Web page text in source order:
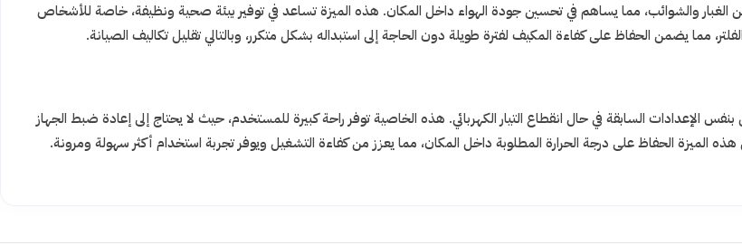
والشوائب، مما يساهم في تحسين جودة الهواء داخل المكان. هذه الميزة تساعد في توفير بيئة صحية ونظيفة، خاصة للأشخاص
مما يضمن الحفاظ على كفاءة المكيف لفترة طويلة دون الحاجة إلى استبداله بشكل متكرر، وبالتالي تقليل تكاليف الصيانة.
الإعدادات السابقة في حال انقطاع التيار الكهربائي. هذه الخاصية توفر راحة كبيرة للمستخدم، حيث لا يحتاج إلى إعادة ضبط الجهاز
الميزة الحفاظ على درجة الحرارة المطلوبة داخل المكان، مما يعزز من كفاءة التشغيل ويوفر تجربة استخدام أكثر سهولة ومرونة.